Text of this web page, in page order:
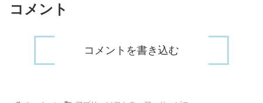
コメント
コメントを書き込む